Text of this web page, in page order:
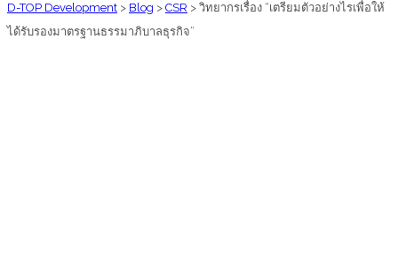
D-TOP Development > Blog > CSR > วิทยากรเรื่อง “เตรียมตัวอย่างไรเพื่อให้
ได้รับรองมาตรฐานธรรมาภิบาลธุรกิจ”